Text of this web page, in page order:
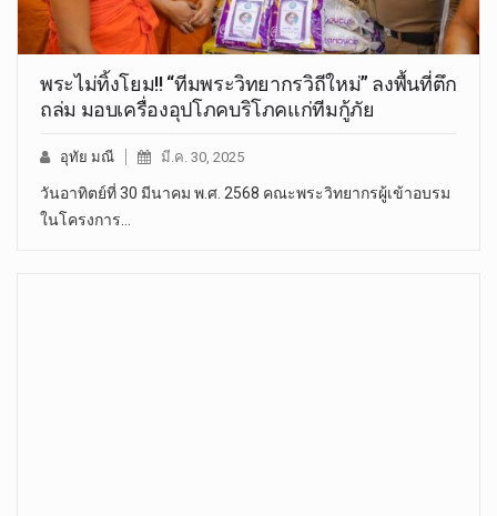
พระไม่ทิ้งโยม!! “ทีมพระวิทยากรวิถีใหม่” ลงพื้นที่ตึก
ถล่ม มอบเครื่องอุปโภคบริโภคแก่ทีมกู้ภัย
อุทัย มณี มี.ค. 30, 2025
วันอาทิตย์ที่ 30 มีนาคม พ.ศ. 2568 คณะพระวิทยากรผู้เข้าอบรม
ในโครงการ…